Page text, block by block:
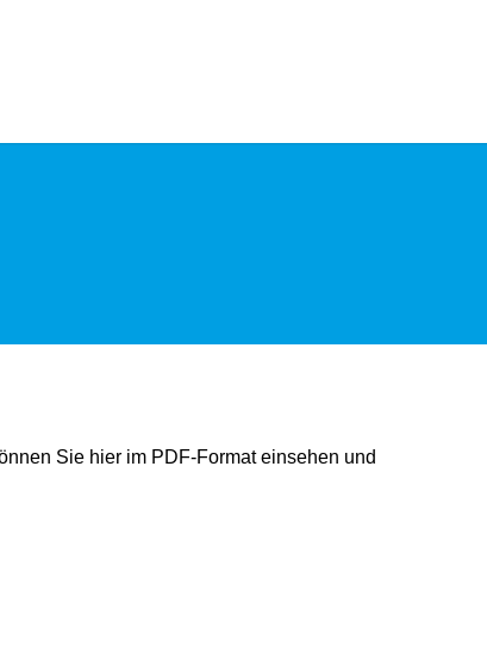
Sie hier im PDF-Format einsehen und